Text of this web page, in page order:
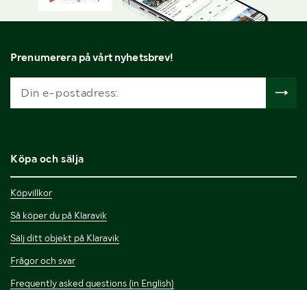
Prenumerera på vårt nyhetsbrev!
Köpa och sälja
Köpvillkor
Så köper du på Klaravik
Sälj ditt objekt på Klaravik
Frågor och svar
Frequently asked questions (in English)